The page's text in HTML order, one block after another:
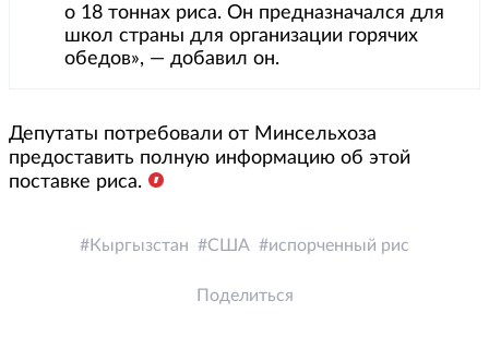
о 18 тоннах риса. Он предназначался для
школ страны для организации горячих
обедов», — добавил он.
Депутаты потребовали от Минсельхоза
предоставить полную информацию об этой
поставке риса.
Кыргызстан США испорченный рис
Поделиться